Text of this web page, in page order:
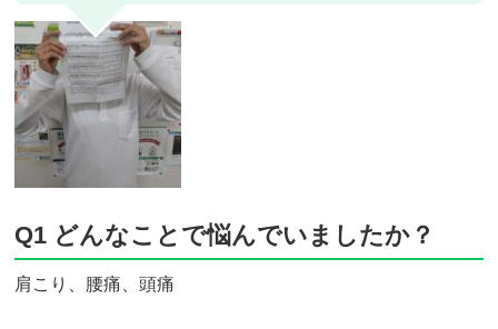
Q1 どんなことで悩んでいましたか？
肩こり、腰痛、頭痛